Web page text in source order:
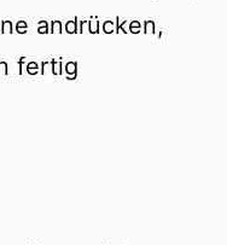
andrücken,
fertig